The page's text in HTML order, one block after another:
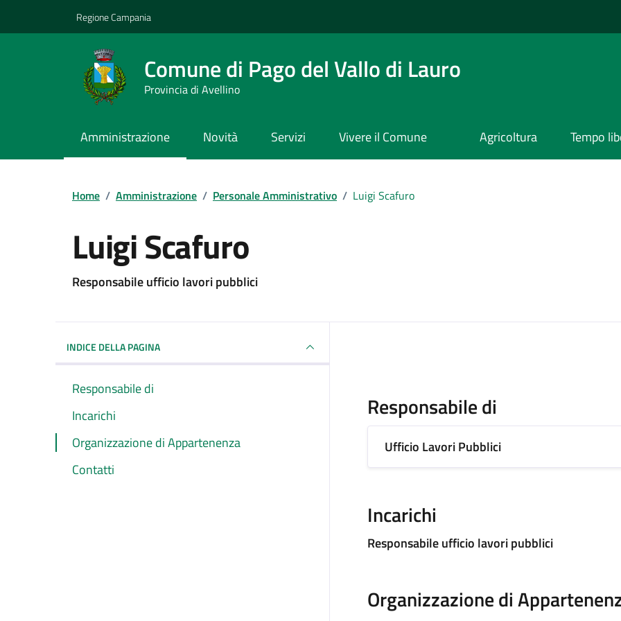
Regione Campania
Comune di Pago del Vallo di Lauro
Provincia di Avellino
Amministrazione Novità Servizi Vivere il Comune Agricoltura Tempo
Home / Amministrazione / Personale Amministrativo / Luigi Scafuro
Luigi Scafuro
Responsabile ufficio lavori pubblici
INDICE DELLA PAGINA
Responsabile di
Incarichi
Organizzazione di Appartenenza
Contatti
Responsabile di
Ufficio Lavori Pubblici
Incarichi
Responsabile ufficio lavori pubblici
Organizzazione di